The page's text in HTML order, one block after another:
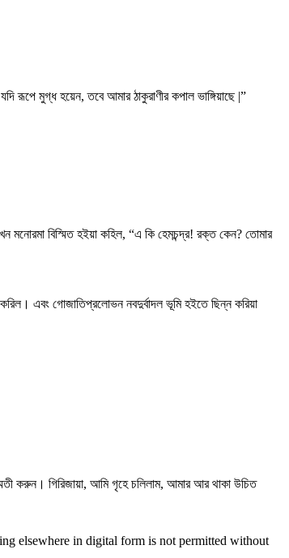
রূপে মুগ্ধ হয়েন, তবে আমার ঠাকুরাণীর কপাল ভাঙ্গিয়াছে |”
মনোরমা বিস্মিত হইয়া কহিল, “এ কি হেমচন্দ্র! রক্ত কেন? তোমার
এবং গোজাতিপ্রলোভন নবদুর্বাদল ভূমি হইতে ছিন্ন করিয়া
করুন। গিরিজায়া, আমি গৃহে চলিলাম, আমার আর থাকা উচিত
elsewhere in digital form is not permitted without